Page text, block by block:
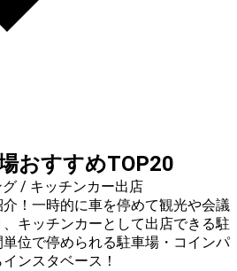
おすすめTOP20
/ キッチンカー出店
！一時的に車を停めて観光や会議
キッチンカーとして出店できる駐
位で停められる駐車場・コインパ
ンスタベース！